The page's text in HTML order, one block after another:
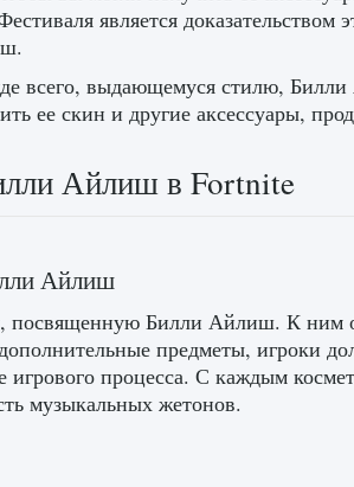
является доказательством
всего, выдающемуся стилю,
ее скин и другие аксессуары,
Айлиш в Fortnite
Айлиш
посвященную Билли Айлиш. К ним
предметы, игроки
процесса. С каждым
музыкальных жетонов.